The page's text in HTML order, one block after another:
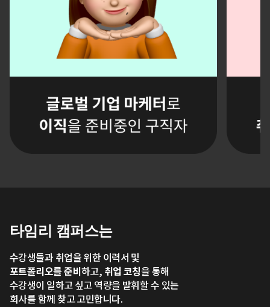
타임리 캠퍼스는
포트폴리오를 준비하고, 취업 코칭을 통해
수강생이 일하고 싶고 역량을 발휘할 수 있는
회사를 함께 찾고 고민합니다.